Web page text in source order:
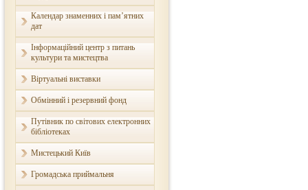
Календар знаменних і пам’ятних
дат
Інформаційний центр з питань
культури та мистецтва
Віртуальні виставки
Обмінний і резервний фонд
Путівник по світових електронних
бібліотеках
Мистецький Київ
Громадська приймальня